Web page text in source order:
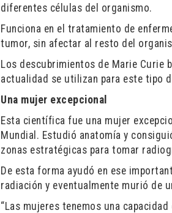
diferentes células del organismo.
Funciona en el tratamiento de
tumor, sin afectar al resto del
Los descubrimientos de Marie
actualidad se utilizan para este tipo
Una mujer excepcional
Esta científica fue una mujer
Mundial. Estudió anatomía y
zonas estratégicas para tomar
De esta forma ayudó en ese
radiación y eventualmente murió de
“Las mujeres tenemos una